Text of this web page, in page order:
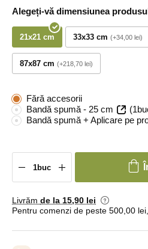
Alegeți-vă dimensiunea
21x21 cm 33x33 cm +34,00 lei
87x87 cm +218,70 lei
Fără accesorii
Bandă spumă - 25 cm
Bandă spumă + Aplicare pe
Livrăm de la 15,90 lei
Pentru comenzi de peste 500,00